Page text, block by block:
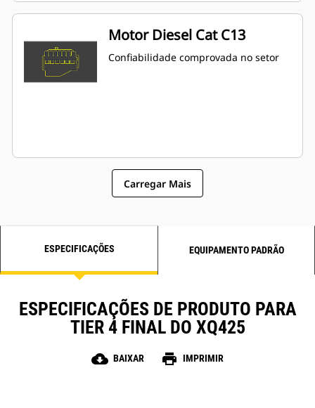
Motor Diesel Cat C13
Confiabilidade comprovada no setor
Carregar Mais
ESPECIFICAÇÕES EQUIPAMENTO PADRÃO
ESPECIFICAÇÕES DE PRODUTO PARA
TIER 4 FINAL DO XQ425
cloud_download BAIXAR print IMPRIMIR